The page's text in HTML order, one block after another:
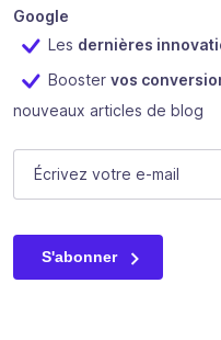
Google
Les dernières
Booster vos
nouveaux articles de blog
Instagram
Ce champ n’est utilisé
E-mail (Nécessaire)
S'abonner